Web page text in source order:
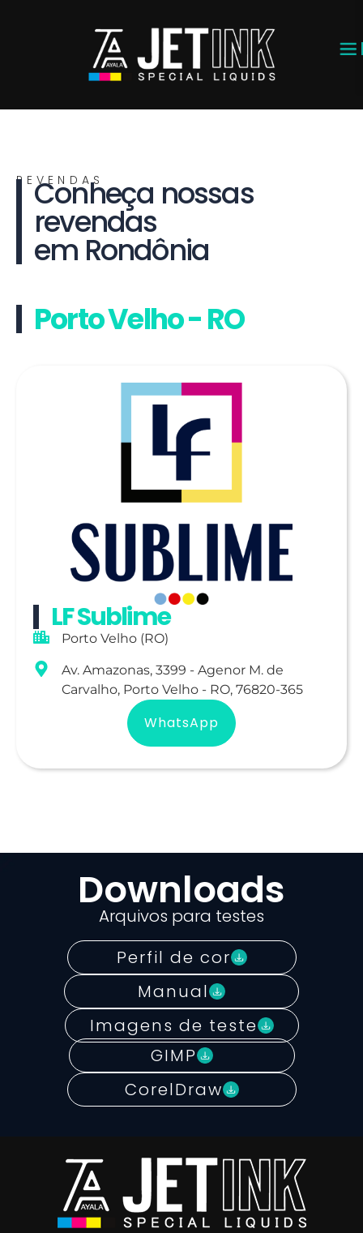
REVENDAS
Conheça nossas
revendas
em Rondônia
Porto Velho - RO
LF Sublime
Porto Velho (RO)
Av. Amazonas, 3399 - Agenor M. de
Carvalho, Porto Velho - RO, 76820-365
WhatsApp
Downloads
Arquivos para testes
Perfil de cor
Manual
Imagens de teste
GIMP
CorelDraw